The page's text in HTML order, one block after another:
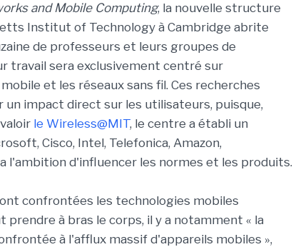
and Mobile Computing, la nouvelle structure
Institut of Technology à Cambridge abrite
de professeurs et leurs groupes de
travail sera exclusivement centré sur
et les réseaux sans fil. Ces recherches
un impact direct sur les utilisateurs, puisque,
le Wireless@MIT, le centre a établi un
Cisco, Intel, Telefonica, Amazon,
l'ambition d'influencer les normes et les produits.
confrontées les technologies mobiles
à bras le corps, il y a notamment « la
à l'afflux massif d'appareils mobiles »,